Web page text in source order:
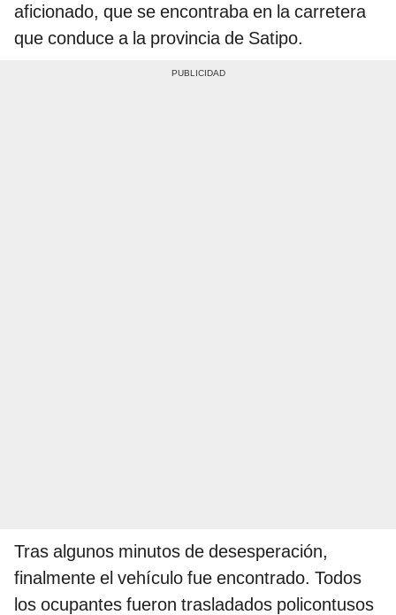
aficionado, que se encontraba en la carretera
que conduce a la provincia de Satipo.
Tras algunos minutos de desesperación,
finalmente el vehículo fue encontrado. Todos
los ocupantes fueron trasladados policontusos